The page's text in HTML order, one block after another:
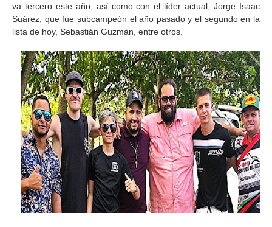
va tercero este año, así como con el líder actual, Jorge Isaac
Suárez, que fue subcampeón el año pasado y el segundo en la
lista de hoy, Sebastián Guzmán, entre otros.